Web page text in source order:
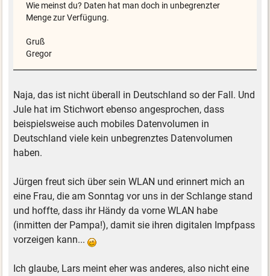
Wie meinst du? Daten hat man doch in unbegrenzter
Menge zur Verfügung.
Gruß
Gregor
Naja, das ist nicht überall in Deutschland so der Fall. Und
Jule hat im Stichwort ebenso angesprochen, dass
beispielsweise auch mobiles Datenvolumen in
Deutschland viele kein unbegrenztes Datenvolumen
haben.
Jürgen freut sich über sein WLAN und erinnert mich an
eine Frau, die am Sonntag vor uns in der Schlange stand
und hoffte, dass ihr Händy da vorne WLAN habe
(inmitten der Pampa!), damit sie ihren digitalen Impfpass
vorzeigen kann...
Ich glaube, Lars meint eher was anderes, also nicht eine